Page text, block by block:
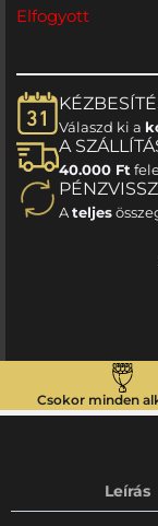
Elfogyott
Válaszd ki a
A
40.000 Ft
Ateljes
Csokor minden
Leírás